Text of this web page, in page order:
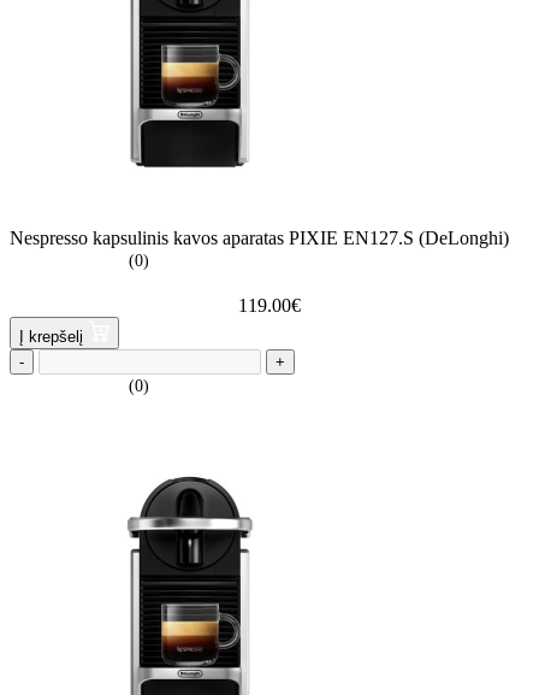
Nespresso kapsulinis kavos aparatas PIXIE EN127.S (DeLonghi)
(0)
119.00€
Į krepšelį
-
+
(0)